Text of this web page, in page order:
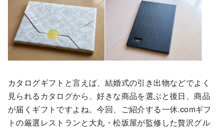
カタログギフトと言えば、結婚式の引き出物などでよく
見られるカタログから、好きな商品を選ぶと後日、商品
が届くギフトですよね。今回、ご紹介する一休.comギフ
トの厳選レストランと大丸・松坂屋が監修した贅沢グル